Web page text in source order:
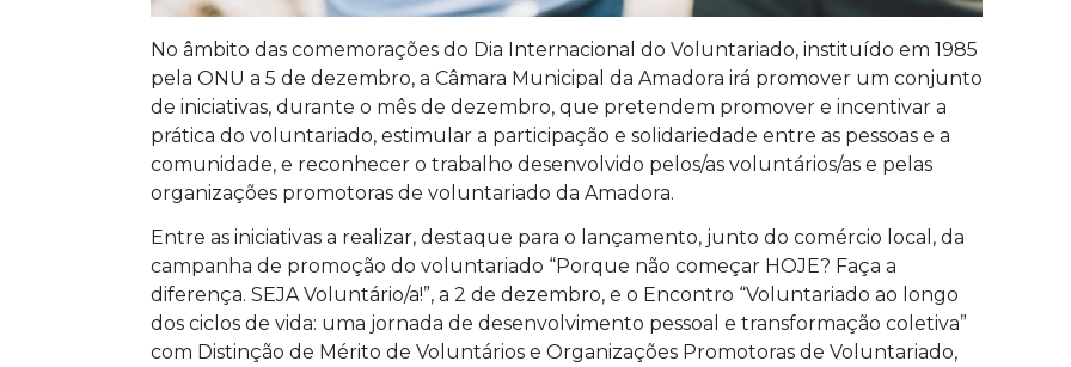
No âmbito das comemorações do Dia Internacional do Voluntariado, instituído em 1985
pela ONU a 5 de dezembro, a Câmara Municipal da Amadora irá promover um conjunto
de iniciativas, durante o mês de dezembro, que pretendem promover e incentivar a
prática do voluntariado, estimular a participação e solidariedade entre as pessoas e a
comunidade, e reconhecer o trabalho desenvolvido pelos/as voluntários/as e pelas
organizações promotoras de voluntariado da Amadora.
Entre as iniciativas a realizar, destaque para o lançamento, junto do comércio local, da
campanha de promoção do voluntariado “Porque não começar HOJE? Faça a
diferença. SEJA Voluntário/a!”, a 2 de dezembro, e o Encontro “Voluntariado ao longo
dos ciclos de vida: uma jornada de desenvolvimento pessoal e transformação coletiva”
com Distinção de Mérito de Voluntários e Organizações Promotoras de Voluntariado,